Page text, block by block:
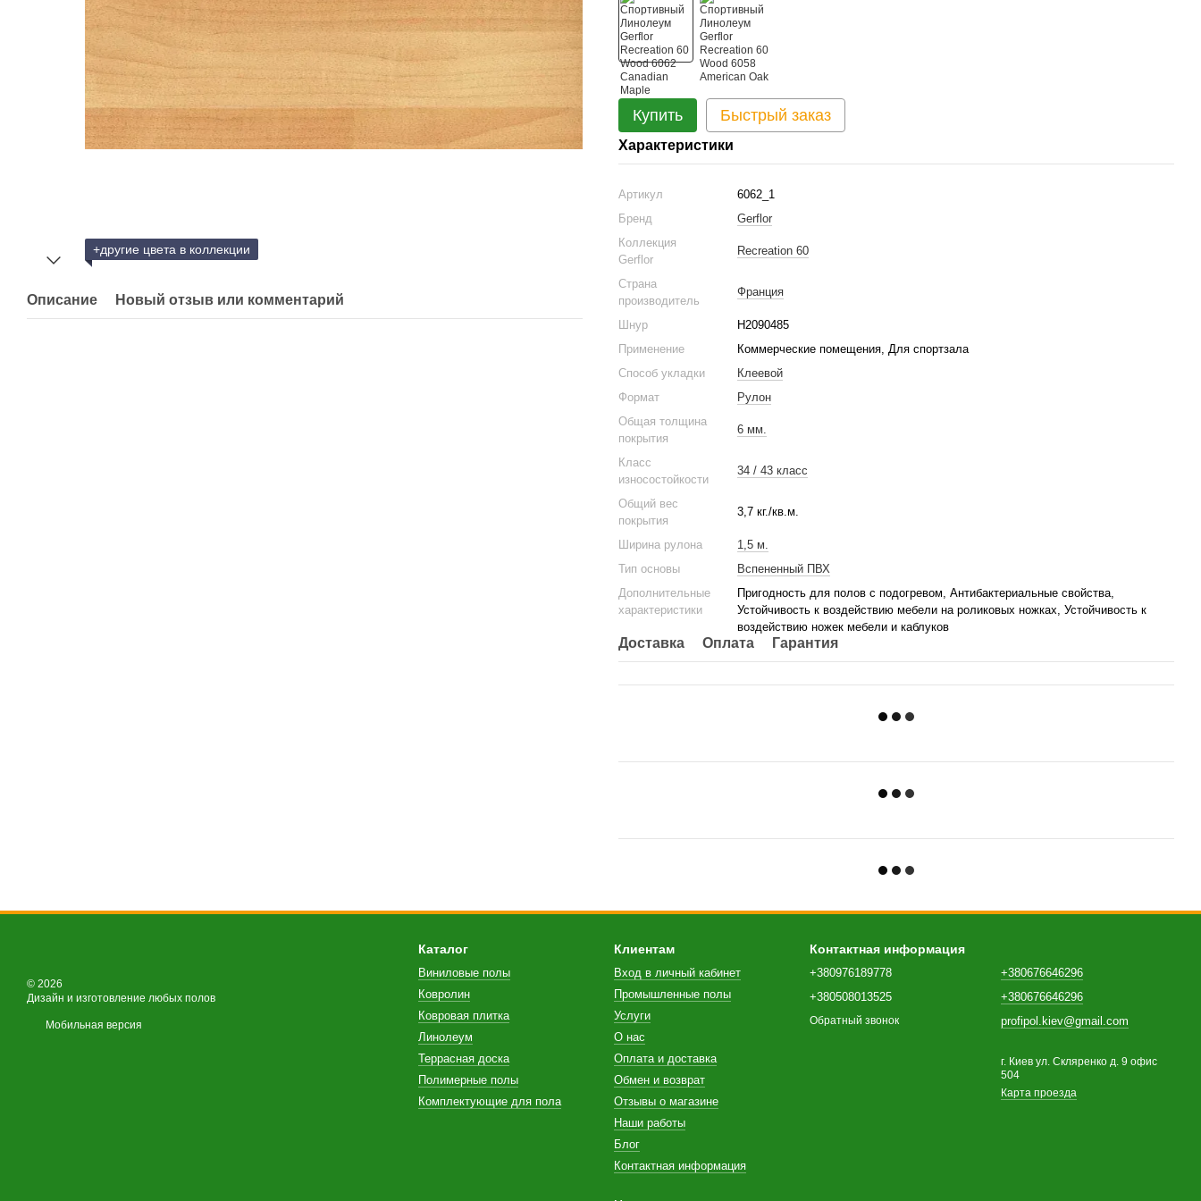
+другие цвета в коллекции
Описание Новый отзыв или комментарий
Купить Быстрый заказ
Характеристики
Артикул
6062_1
Бренд
Gerflor
Коллекция
Gerflor
Recreation 60
Страна
производитель
Франция
Шнур
H2090485
Применение
Коммерческие помещения, Для спортзала
Способ укладки
Клеевой
Формат
Рулон
Общая толщина
покрытия
6 мм.
Класс
износостойкости
34 / 43 класс
Общий вес
покрытия
3,7 кг./кв.м.
Ширина рулона
1,5 м.
Тип основы
Вспененный ПВХ
Дополнительные
характеристики
Пригодность для полов с подогревом, Антибактериальные свойства,
Устойчивость к воздействию мебели на роликовых ножках, Устойчивость к
воздействию ножек мебели и каблуков
Доставка Оплата Гарантия
© 2026
Дизайн и изготовление любых полов
Мобильная версия
Каталог
Виниловые полы
Ковролин
Ковровая плитка
Линолеум
Террасная доска
Полимерные полы
Комплектующие для пола
Клиентам
Вход в личный кабинет
Промышленные полы
Услуги
О нас
Оплата и доставка
Обмен и возврат
Отзывы о магазине
Наши работы
Блог
Контактная информация
Контактная информация
+380976189778
+380508013525
Обратный звонок
+380676646296
+380676646296
profipol.kiev@gmail.com
г. Киев ул. Скляренко д. 9 офис
504
Карта проезда